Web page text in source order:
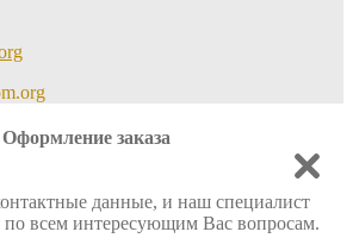
Оформление заказа
данные, и наш специалист
по всем интересующим Вас вопросам.